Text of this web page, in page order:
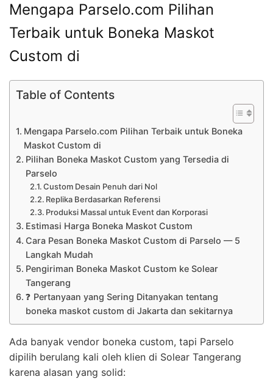
Mengapa Parselo.com Pilihan
Terbaik untuk Boneka Maskot
Custom di
Table of Contents
Mengapa Parselo.com Pilihan Terbaik untuk Boneka
Maskot Custom di
Pilihan Boneka Maskot Custom yang Tersedia di
Parselo
Custom Desain Penuh dari Nol
Replika Berdasarkan Referensi
Produksi Massal untuk Event dan Korporasi
Estimasi Harga Boneka Maskot Custom
Cara Pesan Boneka Maskot Custom di Parselo — 5
Langkah Mudah
Pengiriman Boneka Maskot Custom ke Solear
Tangerang
❓ Pertanyaan yang Sering Ditanyakan tentang
boneka maskot custom di Jakarta dan sekitarnya
Ada banyak vendor boneka custom, tapi Parselo
dipilih berulang kali oleh klien di Solear Tangerang
karena alasan yang solid: